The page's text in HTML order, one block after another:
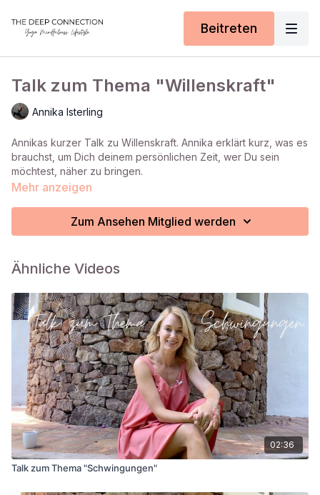
Beitreten
Talk zum Thema "Willenskraft"
Annika Isterling
Annikas kurzer Talk zu Willenskraft. Annika erklärt kurz, was es
brauchst, um Dich deinem persönlichen Zeit, wer Du sein
möchtest, näher zu bringen.
Mehr anzeigen
Zum Ansehen Mitglied werden
Ähnliche Videos
02:36
Talk zum Thema "Schwingungen"